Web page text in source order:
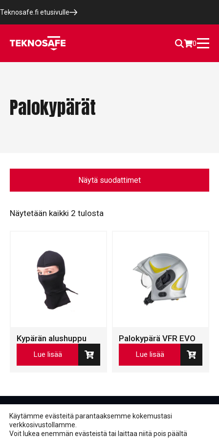
Teknosafe.fi etusivulle
0
Palokypärät
Näytä suodattimet
Näytetään kaikki 2 tulosta
Kypärän alushuppu
Lue lisää
Palokypärä VFR EVO
Lue lisää
Käytämme evästeitä parantaaksemme kokemustasi
verkkosivustollamme.
Voit lukea enemmän evästeistä tai laittaa niitä pois päältä